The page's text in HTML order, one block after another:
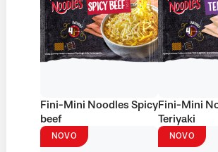
Fini-Mini Noodles Spicy
beef
Fini-Mini
Teriyaki
NOVO NOVO